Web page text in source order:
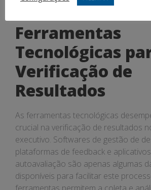
de coaching conforme necessário.
Ferramentas
Tecnológicas
Verificação de
Resultados
As ferramentas tecnológicas
crucial na verificação de resultados
executivo. Softwares de gestão de
plataformas de feedback e
autoavaliação são apenas algumas
disponíveis para facilitar este